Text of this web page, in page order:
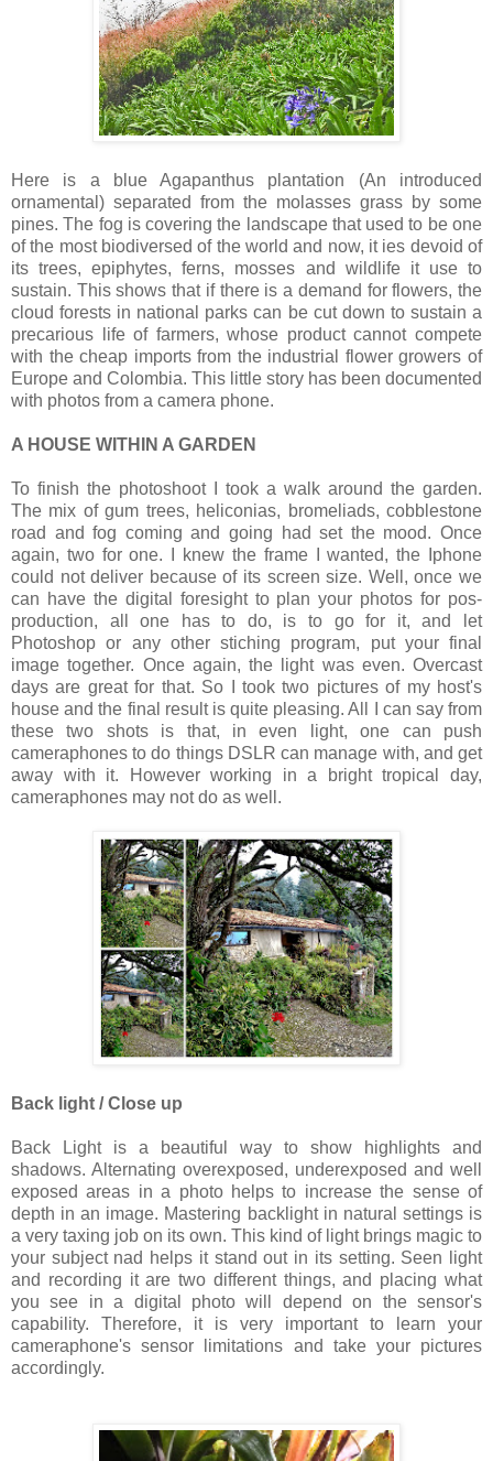
Here is a blue Agapanthus plantation (An introduced
ornamental) separated from the molasses grass by some
pines. The fog is covering the landscape that used to be one
of the most biodiversed of the world and now, it ies devoid of
its trees, epiphytes, ferns, mosses and wildlife it use to
sustain. This shows that if there is a demand for flowers, the
cloud forests in national parks can be cut down to sustain a
precarious life of farmers, whose product cannot compete
with the cheap imports from the industrial flower growers of
Europe and Colombia. This little story has been documented
with photos from a camera phone.
A HOUSE WITHIN A GARDEN
To finish the photoshoot I took a walk around the garden.
The mix of gum trees, heliconias, bromeliads, cobblestone
road and fog coming and going had set the mood. Once
again, two for one. I knew the frame I wanted, the Iphone
could not deliver because of its screen size. Well, once we
can have the digital foresight to plan your photos for pos-
production, all one has to do, is to go for it, and let
Photoshop or any other stiching program, put your final
image together. Once again, the light was even. Overcast
days are great for that. So I took two pictures of my host's
house and the final result is quite pleasing. All I can say from
these two shots is that, in even light, one can push
cameraphones to do things DSLR can manage with, and get
away with it. However working in a bright tropical day,
cameraphones may not do as well.
Back light / Close up
Back Light is a beautiful way to show highlights and
shadows. Alternating overexposed, underexposed and well
exposed areas in a photo helps to increase the sense of
depth in an image. Mastering backlight in natural settings is
a very taxing job on its own. This kind of light brings magic to
your subject nad helps it stand out in its setting. Seen light
and recording it are two different things, and placing what
you see in a digital photo will depend on the sensor's
capability. Therefore, it is very important to learn your
cameraphone's sensor limitations and take your pictures
accordingly.